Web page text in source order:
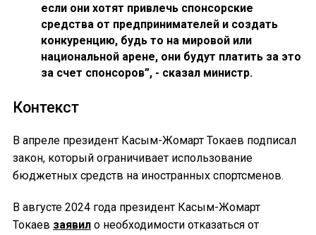
если они хотят привлечь спонсорские
средства от предпринимателей и создать
конкуренцию, будь то на мировой или
национальной арене, они будут платить за это
за счет спонсоров”, - сказал министр.
Контекст
В апреле президент Касым-Жомарт Токаев подписал
закон, который ограничивает использование
бюджетных средств на иностранных спортсменов.
В августе 2024 года президент Касым-Жомарт
Токаев заявил о необходимости отказаться от